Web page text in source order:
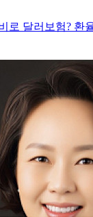
로 달러보험? 환